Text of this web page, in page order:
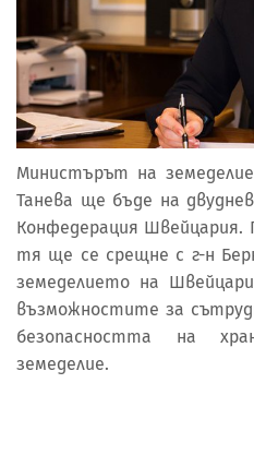
Министърът на
Танева ще бъде на
Конфедерация
тя ще се срещне с г-н
земеделието на
възможностите за
безопасността на
земеделие.